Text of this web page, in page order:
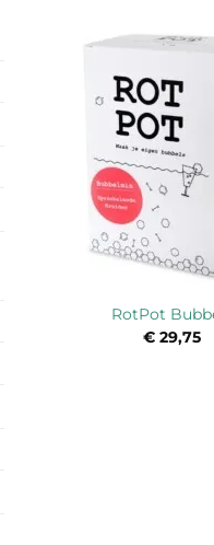
RotPot
€29,75